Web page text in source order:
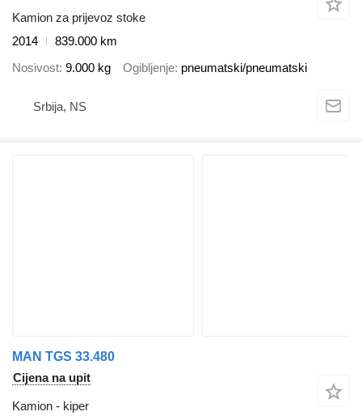
Kamion za prijevoz stoke
2014
839.000 km
Nosivost 9.000 kg Ogibljenje pneumatski/pneumatski
Srbija, NS
MAN TGS 33.480
Cijena na upit
Kamion - kiper